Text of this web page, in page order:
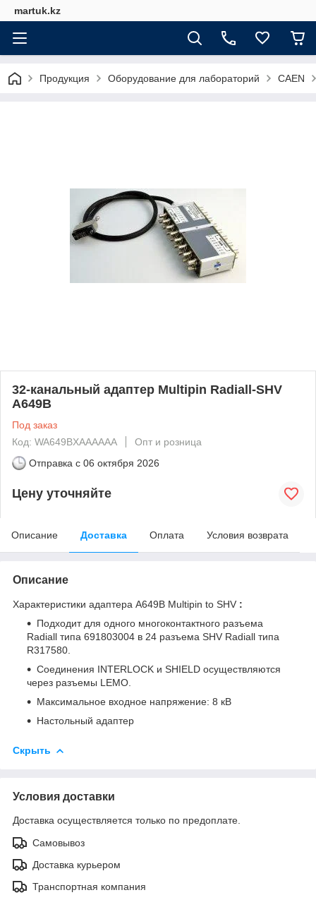
martuk.kz
Продукция Оборудование для лабораторий CAEN
32-канальный адаптер Multipin Radiall-SHV
A649B
Под заказ
Код: WA649BXAAAAAA
Опт и розница
Отправка с 06 октября 2026
Цену уточняйте
Описание Доставка Оплата Условия возврата
Описание
Характеристики адаптера A649B Multipin to SHV :
Подходит для одного многоконтактного разъема
Radiall типа 691803004 в 24 разъема SHV Radiall типа
R317580.
Соединения INTERLOCK и SHIELD осуществляются
через разъемы LEMO.
Максимальное входное напряжение: 8 кВ
Настольный адаптер
Скрыть
Условия доставки
Доставка осуществляется только по предоплате.
Самовывоз
Доставка курьером
Транспортная компания